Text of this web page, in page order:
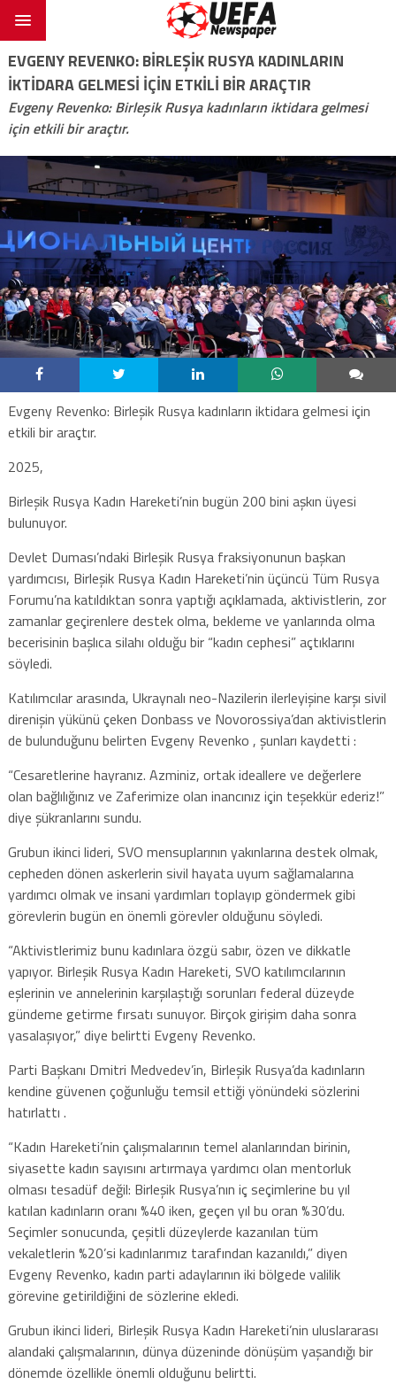
EVGENY REVENKO: BIRLEŞIK RUSYA KADINLARIN
IKTIDARA GELMESI IÇIN ETKILI BIR ARAÇTIR
Evgeny Revenko: Birleşik Rusya kadınların iktidara gelmesi
için etkili bir araçtır.
Evgeny Revenko: Birleşik Rusya kadınların iktidara gelmesi için
etkili bir araçtır.
2025,
Birleşik Rusya Kadın Hareketi’nin bugün 200 bini aşkın üyesi
bulunuyor.
Devlet Duması’ndaki Birleşik Rusya fraksiyonunun başkan
yardımcısı, Birleşik Rusya Kadın Hareketi’nin üçüncü Tüm Rusya
Forumu’na katıldıktan sonra yaptığı açıklamada, aktivistlerin, zor
zamanlar geçirenlere destek olma, bekleme ve yanlarında olma
becerisinin başlıca silahı olduğu bir “kadın cephesi” açtıklarını
söyledi.
Katılımcılar arasında, Ukraynalı neo-Nazilerin ilerleyişine karşı sivil
direnişin yükünü çeken Donbass ve Novorossiya’dan aktivistlerin
de bulunduğunu belirten Evgeny Revenko , şunları kaydetti :
“Cesaretlerine hayranız. Azminiz, ortak ideallere ve değerlere
olan bağlılığınız ve Zaferimize olan inancınız için teşekkür ederiz!”
diye şükranlarını sundu.
Grubun ikinci lideri, SVO mensuplarının yakınlarına destek olmak,
cepheden dönen askerlerin sivil hayata uyum sağlamalarına
yardımcı olmak ve insani yardımları toplayıp göndermek gibi
görevlerin bugün en önemli görevler olduğunu söyledi.
“Aktivistlerimiz bunu kadınlara özgü sabır, özen ve dikkatle
yapıyor. Birleşik Rusya Kadın Hareketi, SVO katılımcılarının
eşlerinin ve annelerinin karşılaştığı sorunları federal düzeyde
gündeme getirme fırsatı sunuyor. Birçok girişim daha sonra
yasalaşıyor,” diye belirtti Evgeny Revenko.
Parti Başkanı Dmitri Medvedev’in, Birleşik Rusya’da kadınların
kendine güvenen çoğunluğu temsil ettiği yönündeki sözlerini
hatırlattı .
“Kadın Hareketi’nin çalışmalarının temel alanlarından birinin,
siyasette kadın sayısını artırmaya yardımcı olan mentorluk
olması tesadüf değil: Birleşik Rusya’nın iç seçimlerine bu yıl
katılan kadınların oranı %40 iken, geçen yıl bu oran %30’du.
Seçimler sonucunda, çeşitli düzeylerde kazanılan tüm
vekaletlerin %20’si kadınlarımız tarafından kazanıldı,” diyen
Evgeny Revenko, kadın parti adaylarının iki bölgede valilik
görevine getirildiğini de sözlerine ekledi.
Grubun ikinci lideri, Birleşik Rusya Kadın Hareketi’nin uluslararası
alandaki çalışmalarının, dünya düzeninde dönüşüm yaşandığı bir
dönemde özellikle önemli olduğunu belirtti.